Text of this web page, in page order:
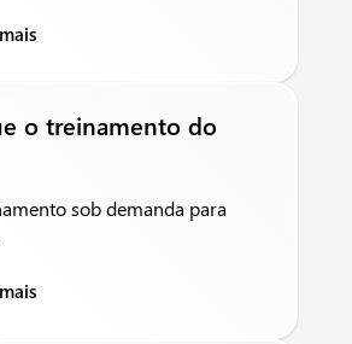
o treinamento do
sob demanda para